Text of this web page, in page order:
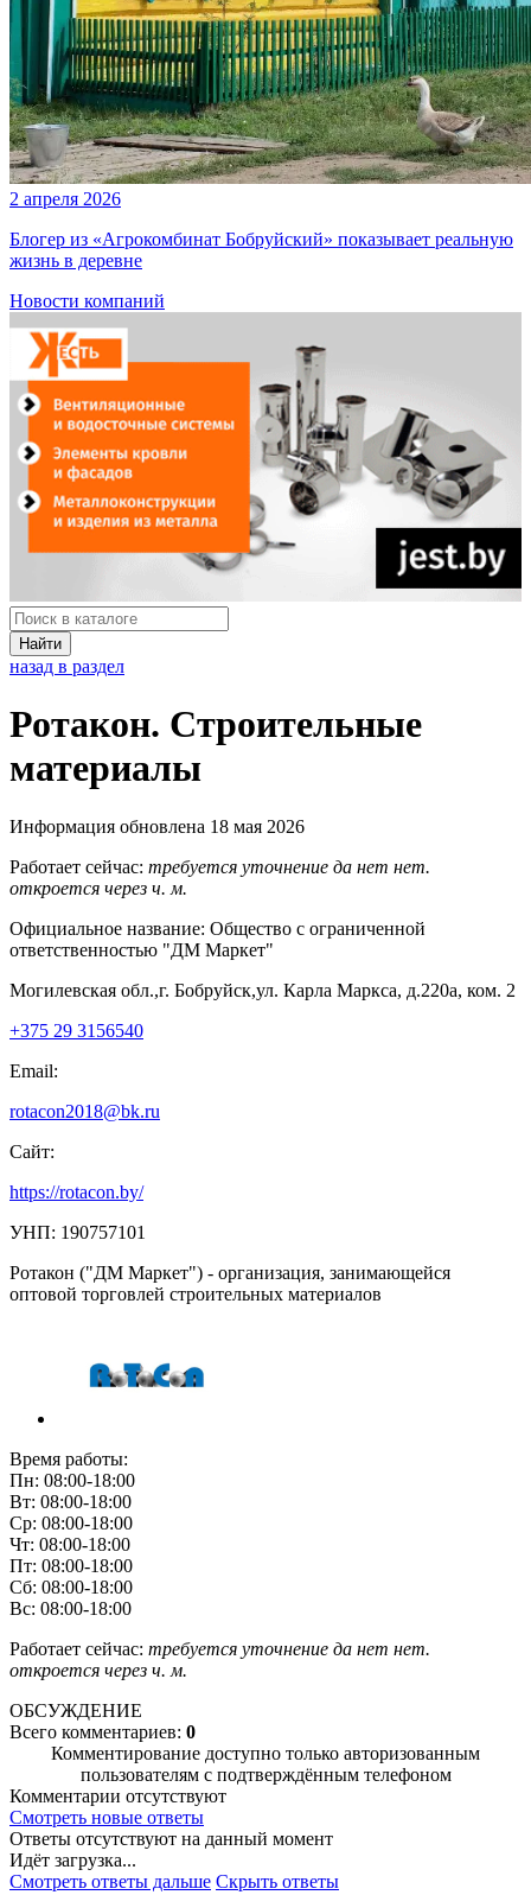
2 апреля 2026
Блогер из «Агрокомбинат Бобруйский» показывает реальную
жизнь в деревне
Новости компаний
Найти
назад в раздел
Ротакон. Строительные
материалы
Информация обновлена 18 мая 2026
Работает сейчас: требуется уточнение да нет нет.
откроется через ч. м.
Официальное название: Общество с ограниченной
ответственностью "ДМ Маркет"
Могилевская обл.,г. Бобруйск,ул. Карла Маркса, д.220а, ком. 2
+375 29 3156540
Email:
rotacon2018@bk.ru
Сайт:
https://rotacon.by/
УНП: 190757101
Ротакон ("ДМ Маркет") - организация, занимающейся
оптовой торговлей строительных материалов
Время работы:
Пн: 08:00-18:00
Вт: 08:00-18:00
Ср: 08:00-18:00
Чт: 08:00-18:00
Пт: 08:00-18:00
Сб: 08:00-18:00
Вс: 08:00-18:00
Работает сейчас: требуется уточнение да нет нет.
откроется через ч. м.
ОБСУЖДЕНИЕ
Всего комментариев: 0
Комментирование доступно только авторизованным
пользователям с подтверждённым телефоном
Комментарии отсутствуют
Смотреть новые ответы
Ответы отсутствуют на данный момент
Идёт загрузка...
Смотреть ответы дальше Скрыть ответы